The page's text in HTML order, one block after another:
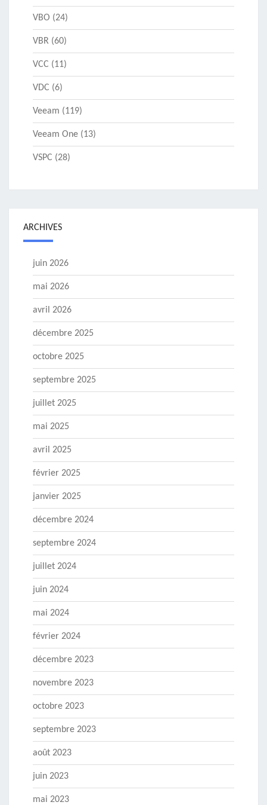
VBO (24)
VBR (60)
VCC (11)
VDC (6)
Veeam (119)
Veeam One (13)
VSPC (28)
ARCHIVES
juin 2026
mai 2026
avril 2026
décembre 2025
octobre 2025
septembre 2025
juillet 2025
mai 2025
avril 2025
février 2025
janvier 2025
décembre 2024
septembre 2024
juillet 2024
juin 2024
mai 2024
février 2024
décembre 2023
novembre 2023
octobre 2023
septembre 2023
août 2023
juin 2023
mai 2023